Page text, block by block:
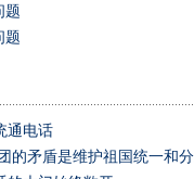
题
题
通电话
的矛盾是维护祖国统一和